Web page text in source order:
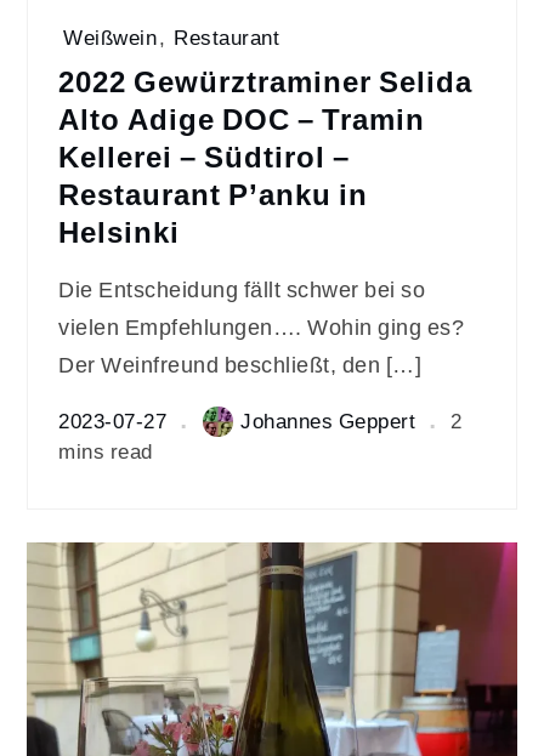
Weißwein, Restaurant
2022 Gewürztraminer Selida
Alto Adige DOC – Tramin
Kellerei – Südtirol –
Restaurant P’anku in
Helsinki
Die Entscheidung fällt schwer bei so
vielen Empfehlungen…. Wohin ging es?
Der Weinfreund beschließt, den […]
2023-07-27 Johannes Geppert
2
mins read